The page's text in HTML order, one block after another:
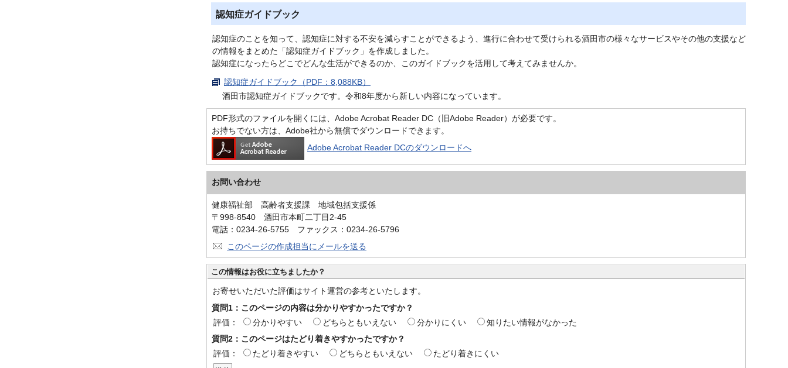
認知症ガイドブック
認知症のことを知って、認知症に対する不安を減らすことができるよう、進行に合わせて受けられる酒田市の様々なサービスやその他の支援など
の情報をまとめた「認知症ガイドブック」を作成しました。
認知症になったらどこでどんな生活ができるのか、このガイドブックを活用して考えてみませんか。
認知症ガイドブック（PDF：8,088KB）
酒田市認知症ガイドブックです。令和8年度から新しい内容になっています。
PDF形式のファイルを開くには、Adobe Acrobat Reader DC（旧Adobe Reader）が必要です。
お持ちでない方は、Adobe社から無償でダウンロードできます。
Adobe Acrobat Reader DCのダウンロードへ
お問い合わせ
健康福祉部 高齢者支援課 地域包括支援係
〒998-8540 酒田市本町二丁目2-45
電話：0234-26-5755 ファックス：0234-26-5796
このページの作成担当にメールを送る
この情報はお役に立ちましたか？
お寄せいただいた評価はサイト運営の参考といたします。
質問1：このページの内容は分かりやすかったですか？
評価：
分かりやすい どちらともいえない 分かりにくい
知りたい情報がなかった
質問2：このページはたどり着きやすかったですか？
評価：
たどり着きやすい どちらともいえない たどり着きにくい